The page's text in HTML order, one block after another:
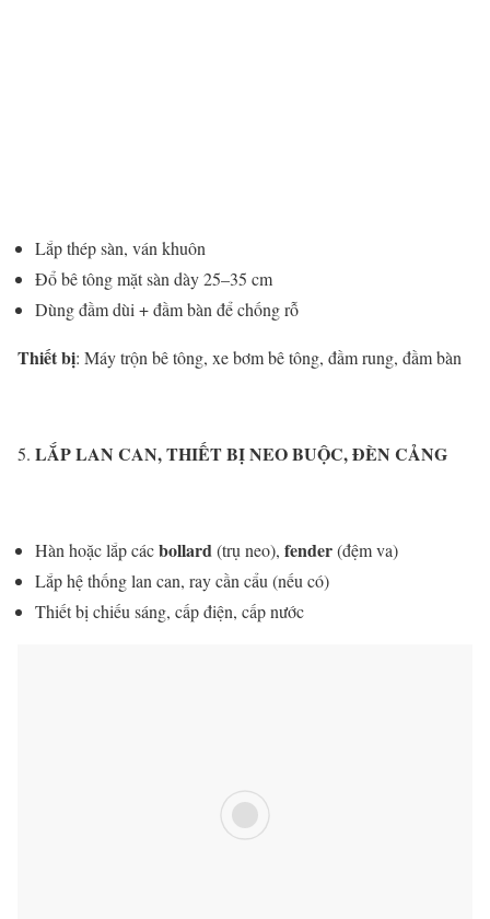
Lắp thép sàn, ván khuôn
Đổ bê tông mặt sàn dày 25–35 cm
Dùng đầm dùi + đầm bàn để chống rỗ
Thiết bị: Máy trộn bê tông, xe bơm bê tông, đầm rung, đầm bàn
LẮP LAN CAN, THIẾT BỊ NEO BUỘC, ĐÈN CẢNG
Hàn hoặc lắp cácbollard (trụ neo), fender(đệm va)
Lắp hệ thống lan can, ray cần cẩu (nếu có)
Thiết bị chiếu sáng, cấp điện, cấp nước